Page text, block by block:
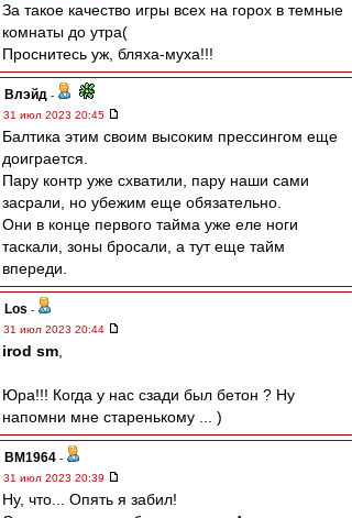
За такое качество игры всех на горох в темные
комнаты до утра(
Проснитесь уж, бляха-муха!!!
Влэйд -
31 июл 2023 20:45
Балтика этим своим высоким прессингом еще
доиграется.
Пару контр уже схватили, пару наши сами
засрали, но убежим еще обязательно.
Они в конце первого тайма уже еле ноги
таскали, зоны бросали, а тут еще тайм
впереди.
Los -
31 июл 2023 20:44
irod sm
Юра!!! Когда у нас сзади был бетон ? Ну
напомни мне старенькому ... )
BM1964 -
31 июл 2023 20:39
Ну, что... Опять я забил!